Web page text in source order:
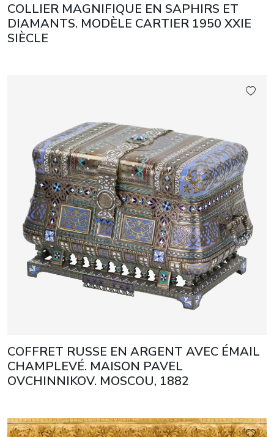
COLLIER MAGNIFIQUE EN SAPHIRS ET
DIAMANTS. MODÈLE CARTIER 1950 XXIE
SIÈCLE
COFFRET RUSSE EN ARGENT AVEC ÉMAIL
CHAMPLEVÉ. MAISON PAVEL
OVCHINNIKOV. MOSCOU, 1882